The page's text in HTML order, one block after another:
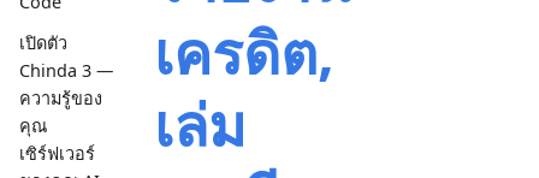
เปิดตัว
Chinda 3 —
ความรู้ของ
คุณ
เซิร์ฟเวอร์
เครดิต,
เล่ม